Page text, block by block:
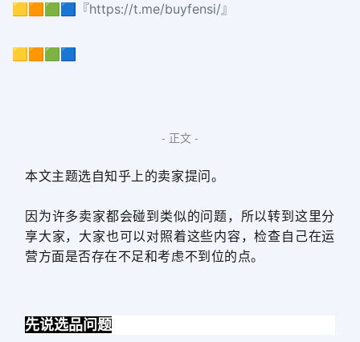
🟨🟧🟩🟦『https://t.me/buyfensi/』
🟨🟧🟩🟦
- 正文 -
本文主题选自知乎上的卖家提问。
因为许多卖家都会碰到类似的问题，所以转到这里分
享大家，大家也可以对照着这些内容，检查自己在运
营方面是否存在不足和考虑不到位的点。
先说选品问题